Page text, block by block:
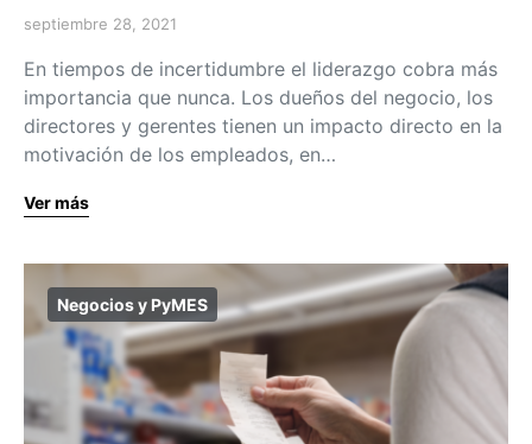
septiembre 28, 2021
En tiempos de incertidumbre el liderazgo cobra más
importancia que nunca. Los dueños del negocio, los
directores y gerentes tienen un impacto directo en la
motivación de los empleados, en…
Ver más
Negocios y PyMES